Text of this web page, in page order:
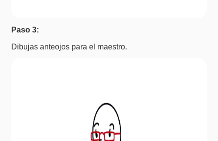
Paso 3:
Dibujas anteojos para el maestro.